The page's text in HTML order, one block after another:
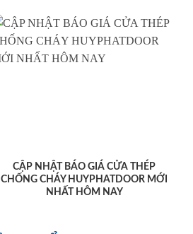
CẬP NHẬT BÁO GIÁ CỬA THÉP
CHỐNG CHÁY HUYPHATDOOR MỚI
NHẤT HÔM NAY